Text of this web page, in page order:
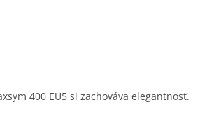
400 EU5 si zachováva elegantnosť.